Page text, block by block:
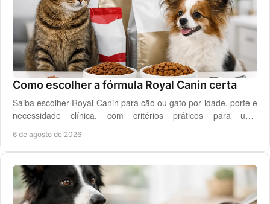
Como escolher a fórmula Royal Canin certa
Saiba escolher Royal Canin para cão ou gato por idade, porte e
necessidade clínica, com critérios práticos para uma
6 de agosto de 2026